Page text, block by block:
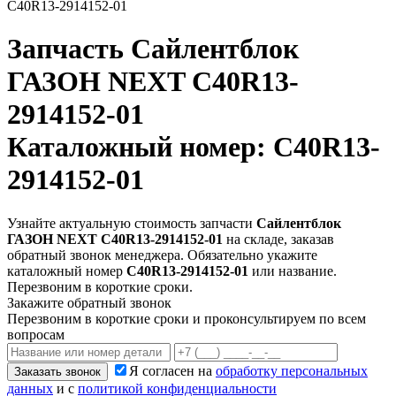
C40R13-2914152-01
Запчасть Сайлентблок
ГАЗОН NEXT C40R13-
2914152-01
Каталожный номер: C40R13-
2914152-01
Узнайте актуальную стоимость запчасти Сайлентблок
ГАЗОН NEXT C40R13-2914152-01 на складе, заказав
обратный звонок менеджера. Обязательно укажите
каталожный номер C40R13-2914152-01 или название.
Перезвоним в короткие сроки.
Закажите обратный звонок
Перезвоним в короткие сроки и проконсультируем по всем
вопросам
Заказать звонок Я согласен на обработку персональных
данных и с политикой конфиденциальности